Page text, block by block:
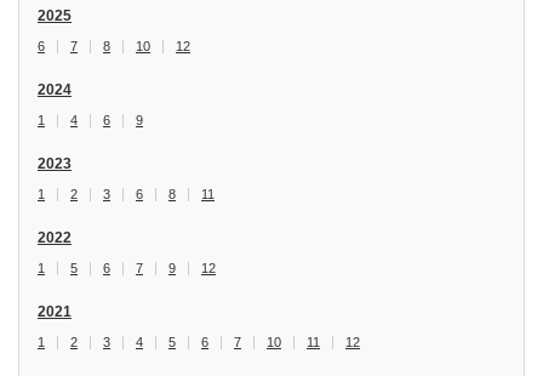
2025
6 7 8 10 12
2024
1 4 6 9
2023
1 2 3 6 8 11
2022
1 5 6 7 9 12
2021
1 2 3 4 5 6 7 10 11 12